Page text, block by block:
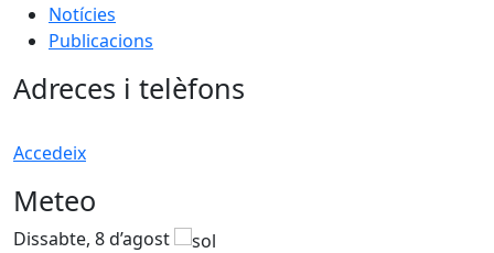
Notícies
Publicacions
Adreces i telèfons
Accedeix
Meteo
Dissabte, 8 d’agost